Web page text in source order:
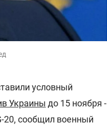
условный
Украины до 15 ноября -
20, сообщил военный